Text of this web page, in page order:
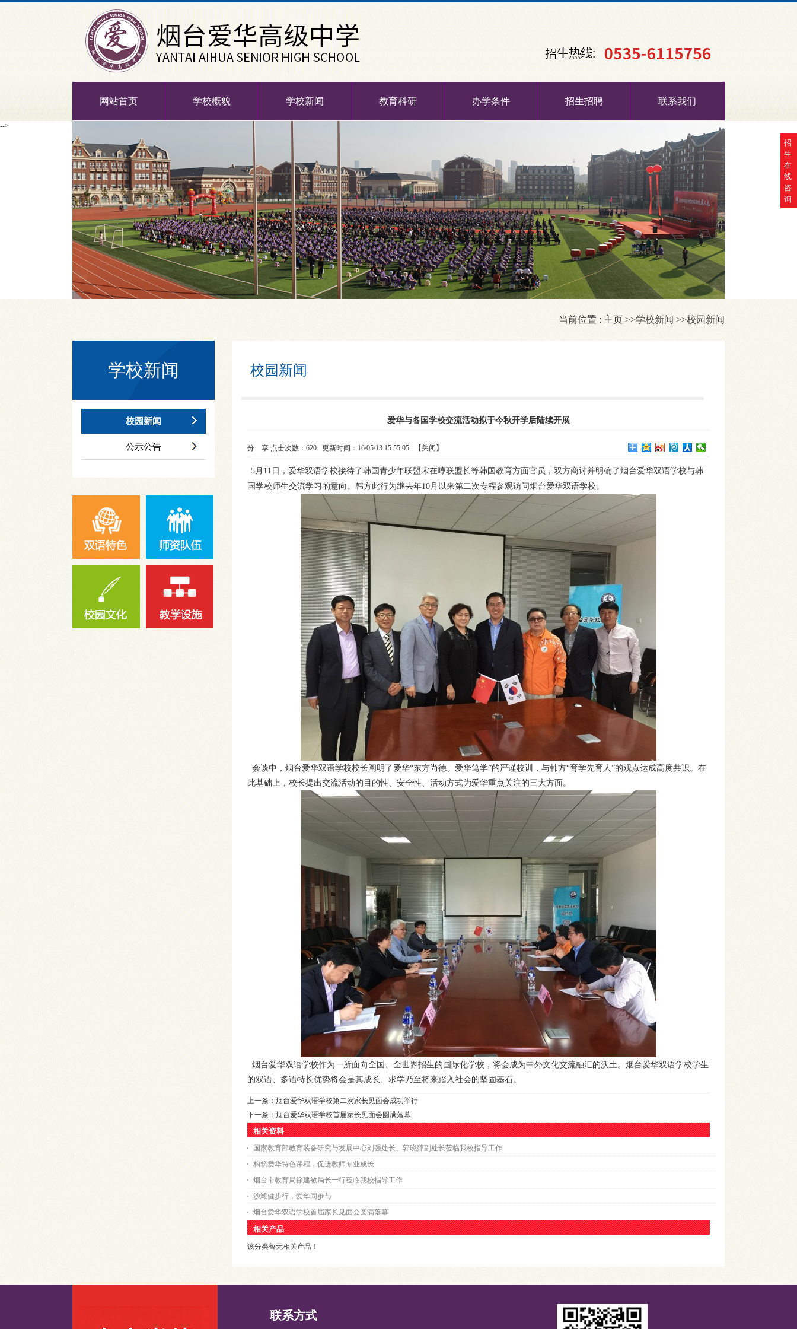
网站首页 学校概貌 学校新闻 教育科研 办学条件 招生招聘 联系我们
-->
当前位置 : 主页>>学校新闻 >>校园新闻
学校新闻
校园新闻
公示公告
校园新闻
爱华与各国学校交流活动拟于今秋开学后陆续开展
点击次数： 620 更新时间：16/05/13 15:55:05 【 关闭 】
分 享:
5月11日，爱华双语学校接待了韩国青少年联盟宋在哼联盟长等韩国教育方面官员，双方商讨并明确了烟台爱华双语学校与韩
国学校师生交流学习的意向。韩方此行为继去年10月以来第二次专程参观访问烟台爱华双语学校。
会谈中，烟台爱华双语学校校长阐明了爱华“东方尚德、爱华笃学”的严谨校训，与韩方“育学先育人”的观点达成高度共识。在
此基础上，校长提出交流活动的目的性、安全性、活动方式为爱华重点关注的三大方面。
烟台爱华双语学校作为一所面向全国、全世界招生的国际化学校，将会成为中外文化交流融汇的沃土。烟台爱华双语学校学生
的双语、多语特长优势将会是其成长、求学乃至将来踏入社会的坚固基石。
上一条： 烟台爱华双语学校第二次家长见面会成功举行
下一条： 烟台爱华双语学校首届家长见面会圆满落幕
相关资料
国家教育部教育装备研究与发展中心刘强处长、郭晓萍副处长莅临我校指导工作
构筑爱华特色课程，促进教师专业成长
烟台市教育局徐建敏局长一行莅临我校指导工作
沙滩健步行，爱华同参与
烟台爱华双语学校首届家长见面会圆满落幕
相关产品
该分类暂无相关产品！
联系方式
招
生
在
线
咨
询